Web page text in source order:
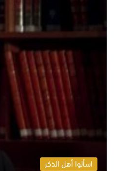
اسألوا أهل الذكر